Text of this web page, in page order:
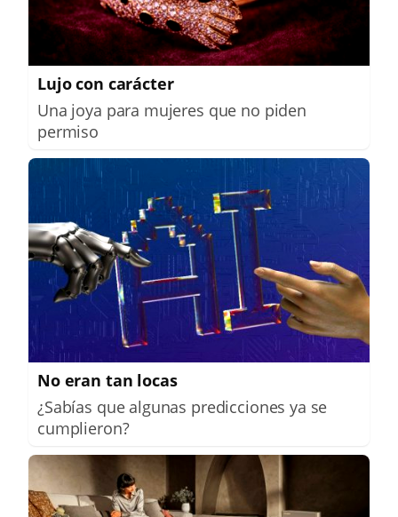
Lujo con carácter
Una joya para mujeres que no piden
permiso
No eran tan locas
¿Sabías que algunas predicciones ya se
cumplieron?